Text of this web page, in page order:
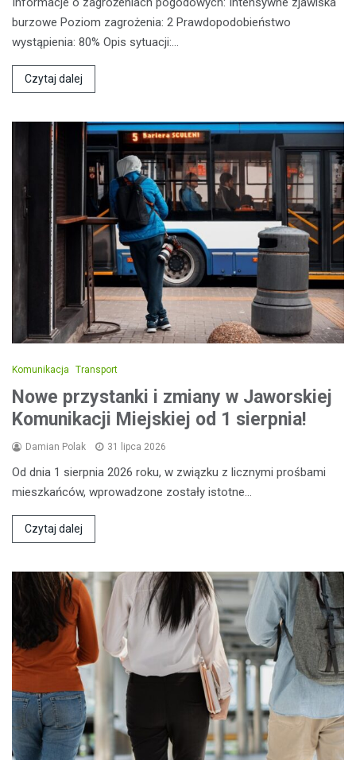
burzowe Poziom zagrożenia: 2 Prawdopodobieństwo
wystąpienia: 80% Opis sytuacji:…
Czytaj dalej
Komunikacja Transport
Nowe przystanki i zmiany w Jaworskiej
Komunikacji Miejskiej od 1 sierpnia!
Damian Polak 31 lipca 2026
Od dnia 1 sierpnia 2026 roku, w związku z licznymi prośbami
mieszkańców, wprowadzone zostały istotne…
Czytaj dalej